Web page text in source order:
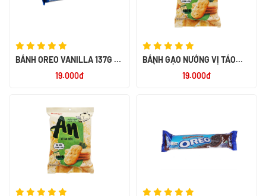
BÁNH OREO VANILLA 137G -
19.000đ
BÁNH GẠO NƯỚNG VỊ TẢO
19.000đ